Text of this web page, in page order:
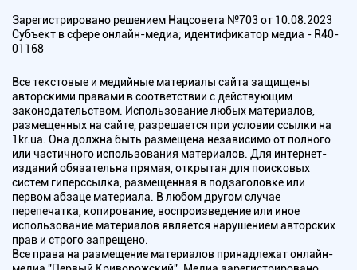
Зарегистрировано решением Нацсовета №703 от 10.08.2023
Субъект в сфере онлайн-медиа; идентификатор медиа - R40-
01168
Все текстовые и медийные материалы сайта защищены
авторскими правами в соответствии с действующим
законодательством. Использование любых материалов,
размещенных на сайте, разрешается при условии ссылки на
1kr.ua. Она должна быть размещена независимо от полного
или частичного использования материалов. Для интернет-
изданий обязательна прямая, открытая для поисковых
систем гиперссылка, размещенная в подзаголовке или
первом абзаце материала. В любом другом случае
перепечатка, копирование, воспроизведение или иное
использование материалов является нарушением авторских
прав и строго запрещено.
Все права на размещение материалов принадлежат онлайн-